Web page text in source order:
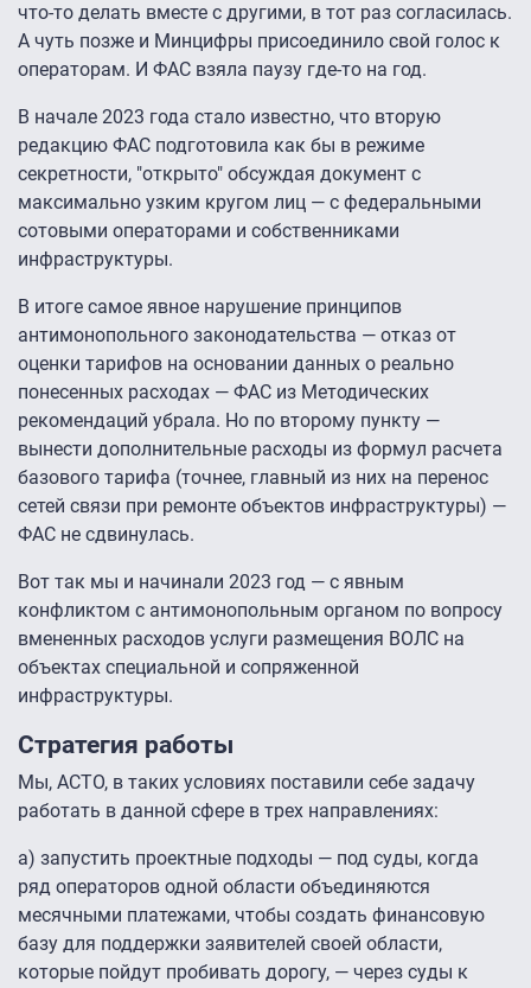
что-то делать вместе с другими, в тот раз согласилась.
А чуть позже и Минцифры присоединило свой голос к
операторам. И ФАС взяла паузу где-то на год.
В начале 2023 года стало известно, что вторую
редакцию ФАС подготовила как бы в режиме
секретности, "открыто" обсуждая документ с
максимально узким кругом лиц — с федеральными
сотовыми операторами и собственниками
инфраструктуры.
В итоге самое явное нарушение принципов
антимонопольного законодательства — отказ от
оценки тарифов на основании данных о реально
понесенных расходах — ФАС из Методических
рекомендаций убрала. Но по второму пункту —
вынести дополнительные расходы из формул расчета
базового тарифа (точнее, главный из них на перенос
сетей связи при ремонте объектов инфраструктуры) —
ФАС не сдвинулась.
Вот так мы и начинали 2023 год — с явным
конфликтом с антимонопольным органом по вопросу
вмененных расходов услуги размещения ВОЛС на
объектах специальной и сопряженной
инфраструктуры.
Стратегия работы
Мы, АСТО, в таких условиях поставили себе задачу
работать в данной сфере в трех направлениях:
а) запустить проектные подходы — под суды, когда
ряд операторов одной области объединяются
месячными платежами, чтобы создать финансовую
базу для поддержки заявителей своей области,
которые пойдут пробивать дорогу, — через суды к